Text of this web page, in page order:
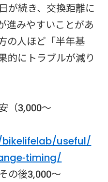
が続き、交換距離に
進みやすいことがあ
の人ほど「半年基
的にトラブルが減り
（3,000〜
useful/
timing/
の後3,000〜